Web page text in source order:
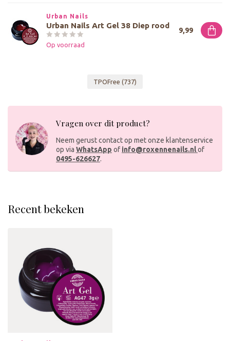
Urban Nails
Urban Nails Art Gel 38 Diep rood
Op voorraad
9,99
TPOFree (737)
Vragen over dit product?
Neem gerust contact op met onze klantenservice
op via WhatsApp of info@roxennenails.nlof
0495-626627.
Recent bekeken